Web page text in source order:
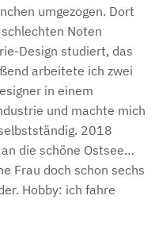
umgezogen. Dort
Noten
Design studiert, das
arbeitete ich zwei
in einem
und machte mich
2018
die schöne Ostsee…
Frau doch schon sechs
Hobby: ich fahre